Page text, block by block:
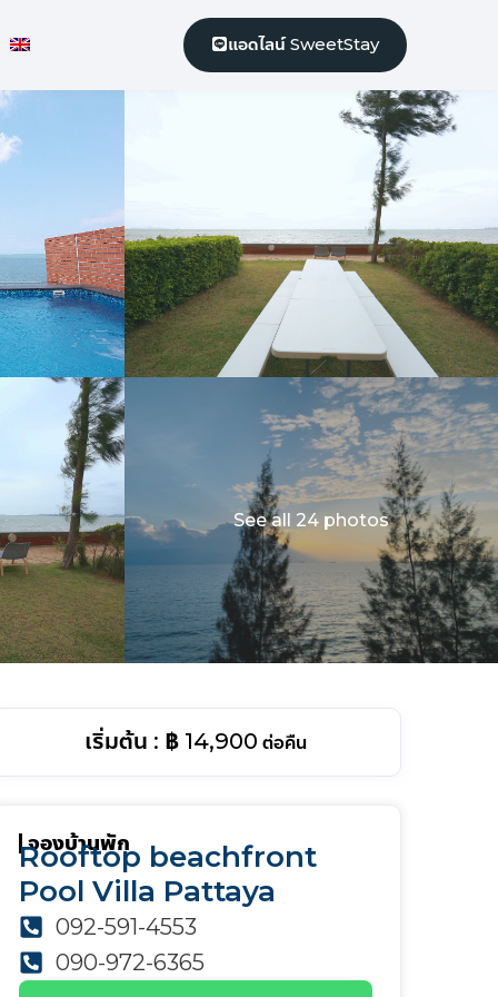
แอดไลน์ SweetStay
See all 24 photos
฿ 14,900 ต่อคืน
จองบ้านพัก
Rooftop beachfront
Pool Villa Pattaya
092-591-4553
090-972-6365